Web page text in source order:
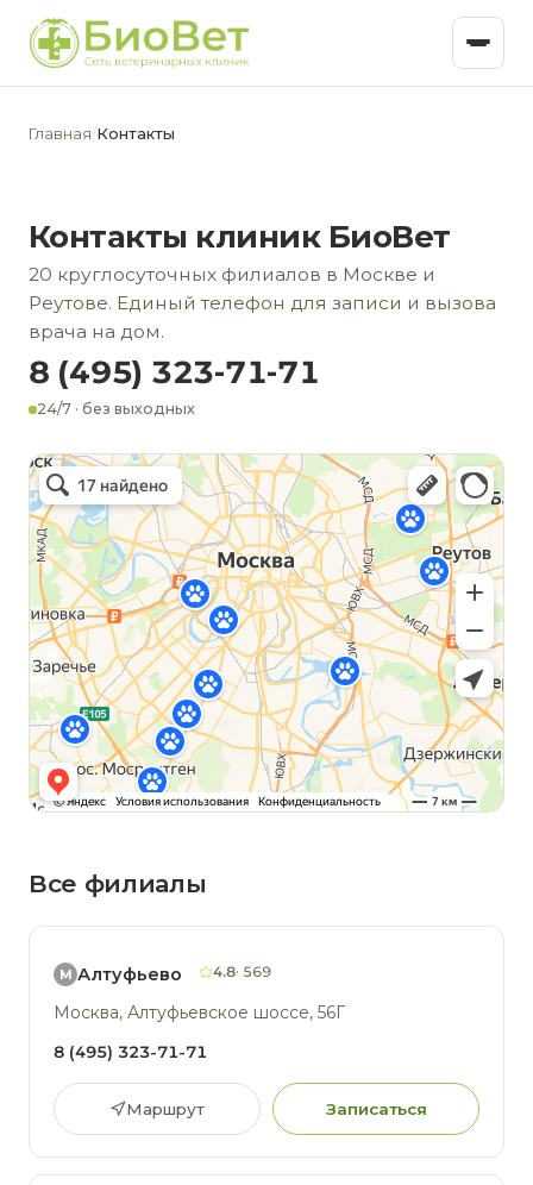
Главная/Контакты
Контакты клиник БиоВет
20 круглосуточных филиалов в Москве и
Реутове. Единый телефон для записи и вызова
врача на дом.
8 (495) 323-71-71
24/7 · без выходных
Все филиалы
М Алтуфьево 4.8· 569
Москва, Алтуфьевское шоссе, 56Г
8 (495) 323-71-71
Маршрут Записаться